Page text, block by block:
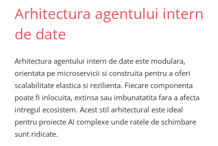
Arhitectura agentului intern
de date
Arhitectura agentului intern de date este modulara,
orientata pe microservicii si construita pentru a oferi
scalabilitate elastica si rezilienta. Fiecare componenta
poate fi inlocuita, extinsa sau imbunatatita fara a afecta
intregul ecosistem. Acest stil arhitectural este ideal
pentru proiecte AI complexe unde ratele de schimbare
sunt ridicate.